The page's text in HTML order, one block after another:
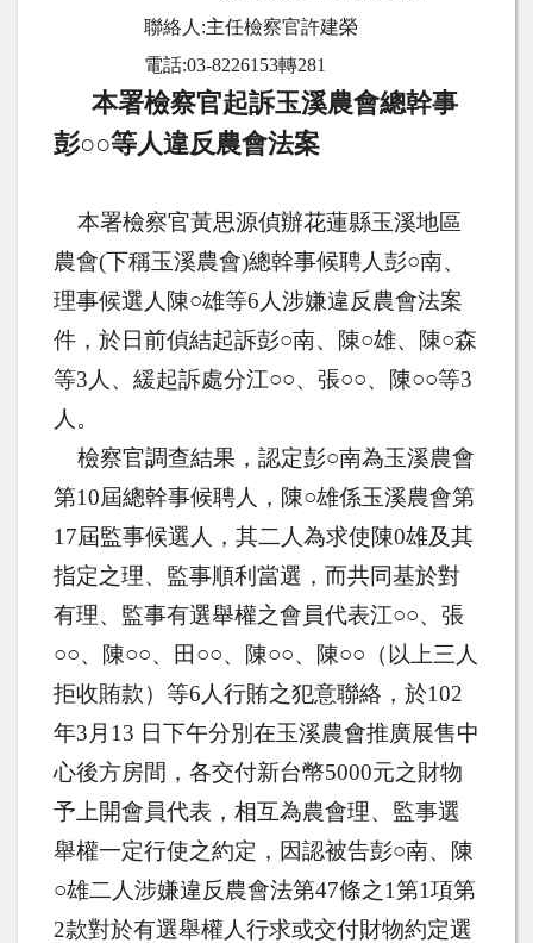
聯絡人 :主任檢察官許建榮
電話:03-8226153轉281
本署檢察官起訴玉溪農會總幹事
彭○○等人違反農會法案
本署檢察官黃思源偵辦花蓮縣玉溪地區
農會(下稱玉溪農會)總幹事候聘人彭○南、
理事候選人陳○雄等6 人涉嫌違反農會法案
件，於日前偵結起訴彭○南、陳○雄、陳○森
等3 人、緩起訴處分江○○、張○○、陳○○等3
人。
檢察官調查結果，認定彭○南為玉溪農會
第10屆總幹事候聘人，陳○雄係玉溪農會第
17屆監事候選人，其二人為求使陳0雄及其
指定之理、監事順利當選，而共同基於對
有理、監事有選舉權之會員代表江○○、張
○○、陳○○、田○○、陳○○、陳○○（以上三人
拒收賄款）等6 人行賄之犯意聯絡，於102
年3 月 13 日下午分別在玉溪農會推廣展售中
心後方房間，各交付新台幣5000元之財物
予上開會員代表，相互為農會理、監事選
舉權一定行使之約定，因認被告彭○南、陳
○雄二人涉嫌違反農會法第47條之1第1項第
2款對於有選舉權人行求或交付財物約定選